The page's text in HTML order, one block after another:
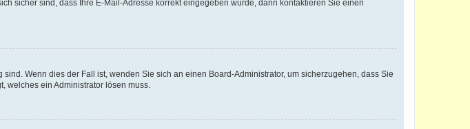
sicher sind, dass Ihre E-Mail-Adresse korrekt eingegeben wurde, dann kontaktieren Sie einen
Wenn dies der Fall ist, wenden Sie sich an einen Board-Administrator, um sicherzugehen, dass Sie
welches ein Administrator lösen muss.